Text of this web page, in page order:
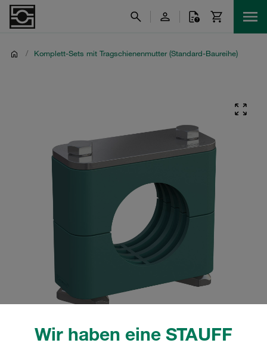
Wir haben eine STAUFF
/ Komplett-Sets mit Tragschienenmutter (Standard-Baureihe)